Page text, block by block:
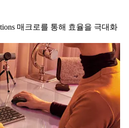
매크로를 통해 효율을 극대화